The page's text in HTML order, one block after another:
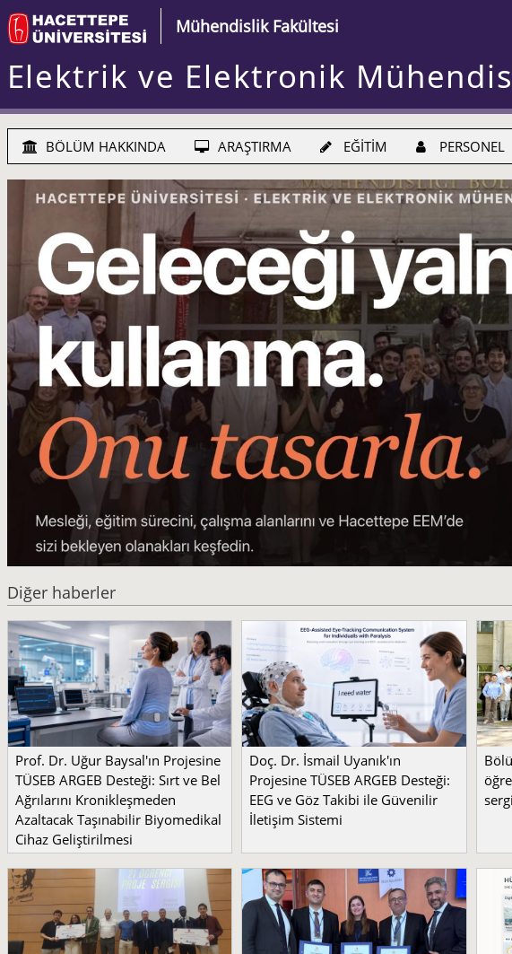
Mühendislik Fakültesi
Elektrik ve Elektronik
BÖLÜM HAKKINDA ARAŞTIRMA EĞİTİM PERSONEL
Diğer haberler
Prof. Dr. Uğur Baysal'ın Projesine
TÜSEB ARGEB Desteği: Sırt ve Bel
Ağrılarını Kronikleşmeden
Azaltacak Taşınabilir Biyomedikal
Cihaz Geliştirilmesi
Doç. Dr. İsmail Uyanık'ın
Projesine TÜSEB ARGEB Desteği:
EEG ve Göz Takibi ile Güvenilir
İletişim Sistemi